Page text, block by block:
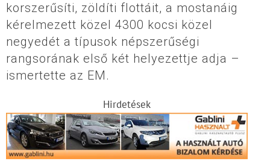
korszerűsíti, zöldíti flottáit, a mostanáig
kérelmezett közel 4300 kocsi közel
negyedét a típusok népszerűségi
rangsorának első két helyezettje adja –
ismertette az EM.
Hirdetések